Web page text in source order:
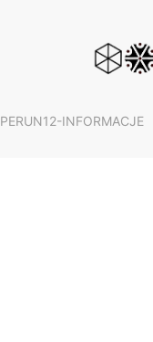
PERUN12-INFORMACJE